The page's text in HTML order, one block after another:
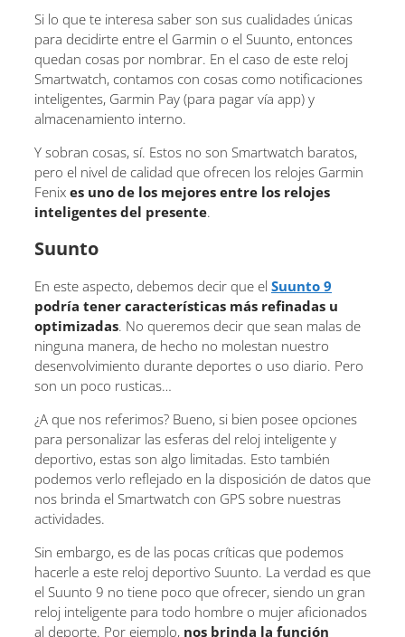
Si lo que te interesa saber son sus cualidades únicas
para decidirte entre el Garmin o el Suunto, entonces
quedan cosas por nombrar. En el caso de este reloj
Smartwatch, contamos con cosas como notificaciones
inteligentes, Garmin Pay (para pagar vía app) y
almacenamiento interno.
Y sobran cosas, sí. Estos no son Smartwatch baratos,
pero el nivel de calidad que ofrecen los relojes Garmin
Fenix es uno de los mejores entre los relojes
inteligentes del presente.
Suunto
En este aspecto, debemos decir que el Suunto 9
podría tener características más refinadas u
optimizadas. No queremos decir que sean malas de
ninguna manera, de hecho no molestan nuestro
desenvolvimiento durante deportes o uso diario. Pero
son un poco rusticas…
¿A que nos referimos? Bueno, si bien posee opciones
para personalizar las esferas del reloj inteligente y
deportivo, estas son algo limitadas. Esto también
podemos verlo reflejado en la disposición de datos que
nos brinda el Smartwatch con GPS sobre nuestras
actividades.
Sin embargo, es de las pocas críticas que podemos
hacerle a este reloj deportivo Suunto. La verdad es que
el Suunto 9 no tiene poco que ofrecer, siendo un gran
reloj inteligente para todo hombre o mujer aficionados
al deporte. Por ejemplo, nos brinda la función